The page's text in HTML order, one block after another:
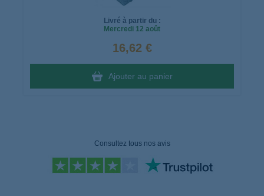
Livré à partir du :
Mercredi 12 août
16,62 €
Ajouter au panier
Consultez tous nos avis